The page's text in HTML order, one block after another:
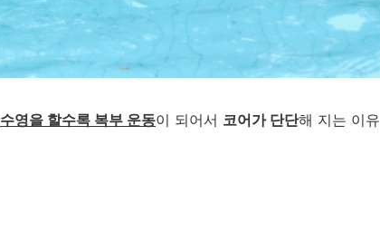
수영을 할수록 복부 운동이 되어서 코어가 단단해 지는 이유